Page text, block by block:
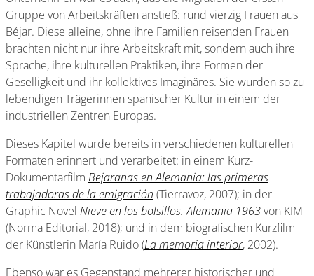
Gruppe von Arbeitskräften anstieß: rund vierzig Frauen aus
Béjar. Diese alleine, ohne ihre Familien reisenden Frauen
brachten nicht nur ihre Arbeitskraft mit, sondern auch ihre
Sprache, ihre kulturellen Praktiken, ihre Formen der
Geselligkeit und ihr kollektives Imaginäres. Sie wurden so zu
lebendigen Trägerinnen spanischer Kultur in einem der
industriellen Zentren Europas.
Dieses Kapitel wurde bereits in verschiedenen kulturellen
Formaten erinnert und verarbeitet: in einem Kurz-
Dokumentarfilm Bejaranas en Alemania: las primeras
trabajadoras de la emigración (Tierravoz, 2007); in der
Graphic Novel Nieve en los bolsillos. Alemania 1963von KIM
(Norma Editorial, 2018); und in dem biografischen Kurzfilm
der Künstlerin María Ruido (La memoria interior, 2002).
Ebenso war es Gegenstand mehrerer historischer und